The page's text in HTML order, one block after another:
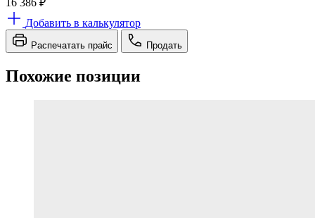
16 386 ₽
Добавить в калькулятор
Распечатать прайс Продать
Похожие позиции